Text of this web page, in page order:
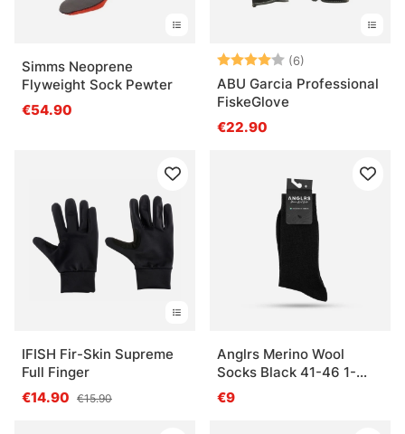
Simms Neoprene
Flyweight Sock Pewter
€54.90
Arvio: (6)
ABU Garcia Professional
FiskeGlove
€22.90
IFISH Fir-Skin Supreme
Full Finger
€14.90 €15.90
Anglrs Merino Wool
Socks Black 41-46 1-
pack
€9